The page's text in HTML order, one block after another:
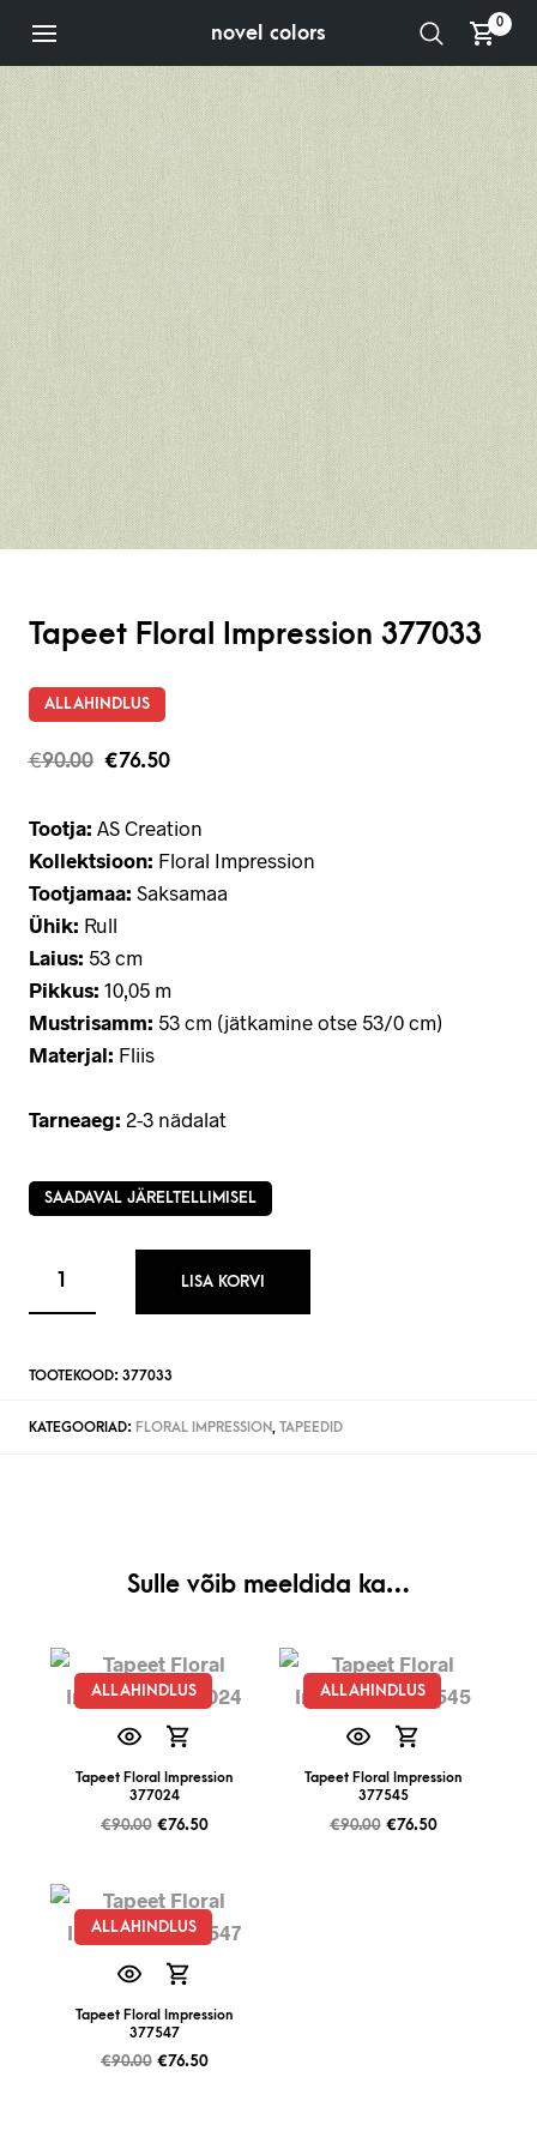
novel colors 0
Tapeet Floral Impression 377033
ALLAHINDLUS
€90.00 €76.50
Tootja: AS Creation
Kollektsioon: Floral Impression
Tootjamaa: Saksamaa
Ühik: Rull
Laius: 53 cm
Pikkus: 10,05 m
Mustrisamm: 53 cm (jätkamine otse 53/0 cm)
Materjal: Fliis
Tarneaeg: 2-3 nädalat
SAADAVAL JÄRELTELLIMISEL
LISA KORVI
TOOTEKOOD: 377033
KATEGOORIAD: FLORAL IMPRESSION, TAPEEDID
Sulle võib meeldida ka…
ALLAHINDLUS
Tapeet Floral Impression
377024
€90.00 €76.50
ALLAHINDLUS
Tapeet Floral Impression
377545
€90.00 €76.50
ALLAHINDLUS
Tapeet Floral Impression
377547
€90.00 €76.50